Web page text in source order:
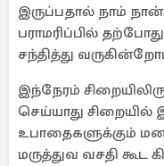
இருப்பதால் நாம்
பராமரிப்பில்
சந்தித்து
இந்நேரம்
செய்யாது சிறையில்
உபாதைகளுக்கும்
மருத்துவ வசதி கூட